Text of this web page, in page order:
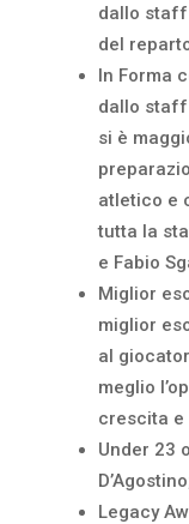
dallo
del
In Forma
dallo
si è
atletico e
tutta la
e Fabio
Miglior
miglior
al
meglio
crescita e
Under 23
Legacy